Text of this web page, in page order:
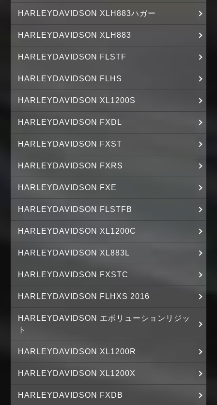
HARLEYDAVIDSON XLH883ハガー
HARLEYDAVIDSON XLH883
HARLEYDAVIDSON FLSTF
HARLEYDAVIDSON FLHS
HARLEYDAVIDSON XL1200S
HARLEYDAVIDSON FXDL
HARLEYDAVIDSON FXST
HARLEYDAVIDSON FXRS
HARLEYDAVIDSON FXE
HARLEYDAVIDSON FLSTFB
HARLEYDAVIDSON XL1200C
HARLEYDAVIDSON XL883L
HARLEYDAVIDSON FXSTC
HARLEYDAVIDSON FLHXS 2016
HARLEYDAVIDSON エボリューションリジッ
ト
HARLEYDAVIDSON XL1200R
HARLEYDAVIDSON XL1200X
HARLEYDAVIDSON FXDB